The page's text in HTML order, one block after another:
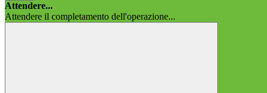
Attendere...
Attendere il completamento dell'operazione...